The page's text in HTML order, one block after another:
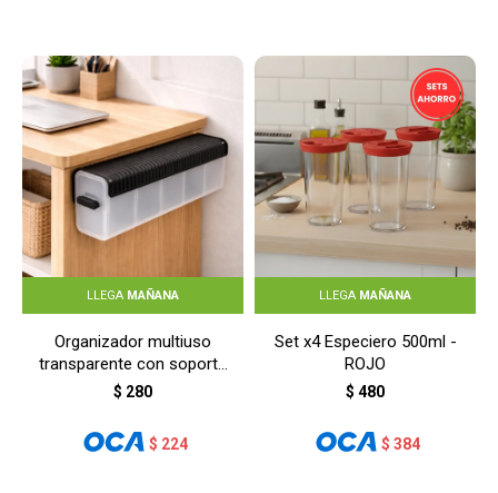
LLEGA MAÑANA
Organizador multiuso
transparente con soporte
adhesivo -
$ 280
$ 224
LLEGA MAÑANA
Set x4 Especiero 500ml -
ROJO
$ 480
$ 384